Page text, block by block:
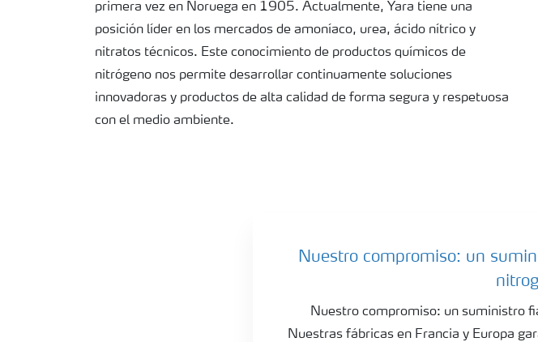
primera vez en Noruega en 1905. Actualmente, Yara tiene una
posición líder en los mercados de amoníaco, urea, ácido nítrico y
nitratos técnicos. Este conocimiento de productos químicos de
nitrógeno nos permite desarrollar continuamente soluciones
innovadoras y productos de alta calidad de forma segura y respetuosa
con el medio ambiente.
Nuestro compromiso: un
Nuestro compromiso: un suministro
Nuestras fábricas en Francia y Europa